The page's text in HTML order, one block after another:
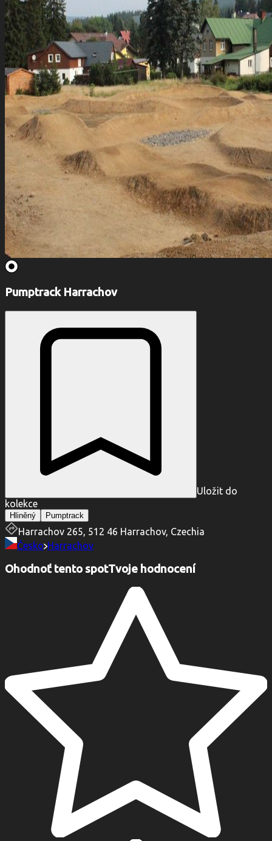
Pumptrack Harrachov
Uložit do
kolekce
Hliněný Pumptrack
Harrachov 265, 512 46 Harrachov, Czechia
Česko Harrachov
Ohodnoť tento spotTvoje hodnocení